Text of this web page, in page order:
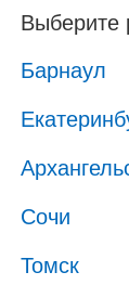
Выберите
Барнаул
Сочи
Томск